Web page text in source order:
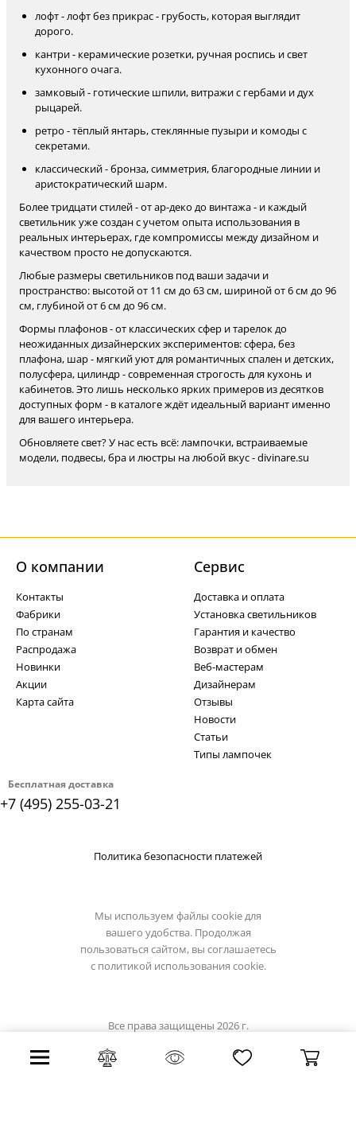
лофт - лофт без прикрас - грубость, которая выглядит
дорого.
кантри - керамические розетки, ручная роспись и свет
кухонного очага.
замковый - готические шпили, витражи с гербами и дух
рыцарей.
ретро - тёплый янтарь, стеклянные пузыри и комоды с
секретами.
классический - бронза, симметрия, благородные линии и
аристократический шарм.
Более тридцати стилей - от ар-деко до винтажа - и каждый
светильник уже создан с учетом опыта использования в
реальных интерьерах, где компромиссы между дизайном и
качеством просто не допускаются.
Любые размеры светильников под ваши задачи и
пространство: высотой от 11 см до 63 см, шириной от 6 см до 96
см, глубиной от 6 см до 96 см.
Формы плафонов - от классических сфер и тарелок до
неожиданных дизайнерских экспериментов: сфера, без
плафона, шар - мягкий уют для романтичных спален и детских,
полусфера, цилиндр - современная строгость для кухонь и
кабинетов. Это лишь несколько ярких примеров из десятков
доступных форм - в каталоге ждёт идеальный вариант именно
для вашего интерьера.
Обновляете свет? У нас есть всё: лампочки, встраиваемые
модели, подвесы, бра и люстры на любой вкус - divinare.su
Бесплатная доставка
+7 (495) 255-03-21
О компании
Контакты
Фабрики
По странам
Распродажа
Новинки
Акции
Карта сайта
Cервис
Доставка и оплата
Установка светильников
Гарантия и качество
Возврат и обмен
Веб-мастерам
Дизайнерам
Отзывы
Новости
Статьи
Типы лампочек
Политика безопасности платежей
Мы используем файлы cookie для
вашего удобства. Продолжая
пользоваться сайтом, вы соглашаетесь
с политикой использования cookie.
Все права защищены 2026 г.